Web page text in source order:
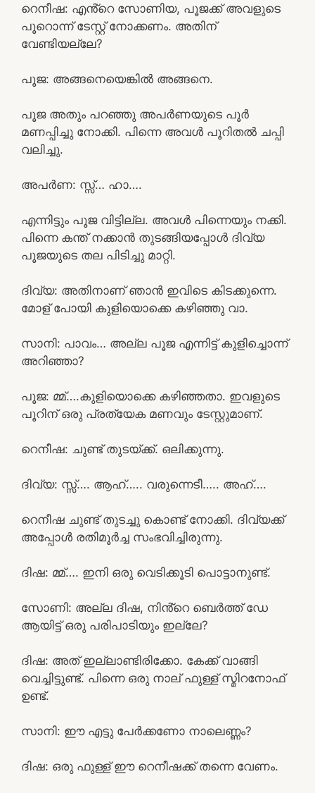
റെനീഷ: എൻ്റെ സോണിയ, പൂജക്ക്‌ അവളുടെ
പൂറൊന്ന് ടേസ്റ്റ് നോക്കണം. അതിന്
വേണ്ടിയല്ലേ?
പൂജ: അങ്ങനെയെങ്കിൽ അങ്ങനെ.
പൂജ അതും പറഞ്ഞു അപർണയുടെ പൂർ
മണപ്പിച്ചു നോക്കി. പിന്നെ അവൾ പൂറിതൽ ചപ്പി
വലിച്ചു.
അപർണ: സ്സ്‌… ഹാ….
എന്നിട്ടും പൂജ വിട്ടില്ല. അവൾ പിന്നെയും നക്കി.
പിന്നെ കന്ത് നക്കാൻ തുടങ്ങിയപ്പോൾ ദിവ്യ
പൂജയുടെ തല പിടിച്ചു മാറ്റി.
ദിവ്യ: അതിനാണ് ഞാൻ ഇവിടെ കിടക്കുന്നെ.
മോള് പോയി കുളിയൊക്കെ കഴിഞ്ഞു വാ.
സാനി: പാവം… അല്ല പൂജ എന്നിട്ട് കുളിച്ചൊന്ന്
അറിഞ്ഞാ?
പൂജ: മ്മ്….കുളിയൊക്കെ കഴിഞ്ഞതാ. ഇവളുടെ
പൂറിന് ഒരു പ്രത്യേക മണവും ടേസ്റ്റുമാണ്.
റെനീഷ: ചുണ്ട് തുടയ്ക്ക്. ഒലിക്കുന്നു.
ദിവ്യ: സ്സ്‌…. ആഹ്….. വരുന്നെടീ….. അഹ്….
റെനീഷ ചുണ്ട് തുടച്ചു കൊണ്ട് നോക്കി. ദിവ്യക്ക്
അപ്പോൾ രതിമൂർച്ച സംഭവിച്ചിരുന്നു.
ദിഷ: മ്മ്…. ഇനി ഒരു വെടിക്കൂടി പൊട്ടാനുണ്ട്.
സോണി: അല്ല ദിഷ, നിൻ്റെ ബെർത്ത് ഡേ
ആയിട്ട് ഒരു പരിപാടിയും ഇല്ലേ?
ദിഷ: അത് ഇല്ലാണ്ടിരിക്കോ. കേക്ക് വാങ്ങി
വെച്ചിട്ടുണ്ട്. പിന്നെ ഒരു നാല് ഫുള്ള് സ്മിറനോഫ്
ഉണ്ട്.
സാനി: ഈ എട്ടു പേർക്കണോ നാലെണ്ണം?
ദിഷ: ഒരു ഫുള്ള് ഈ റെനീഷക്ക് തന്നെ വേണം.